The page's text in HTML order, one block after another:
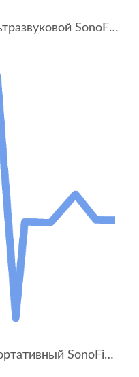
Сканер стационарный ультразвуковой SonoFine EUS T
Сканер ультразвуковой портативный SonoFine EUS D